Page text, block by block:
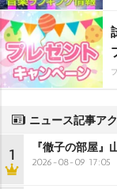
ニュース記事ア
1 『徹子の部屋』
2026-08-09 17:05